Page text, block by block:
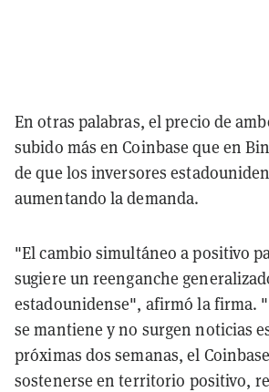
En otras palabras, el precio de
subido más en Coinbase que en
de que los inversores
aumentando la demanda.
"El cambio simultáneo a positivo
sugiere un reenganche
estadounidense", afirmó la firma.
se mantiene y no surgen noticias
próximas dos semanas, el
sostenerse en territorio positivo,